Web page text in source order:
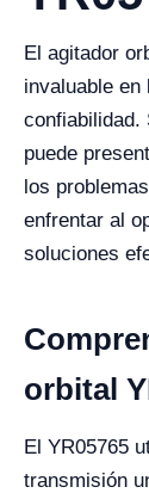
El agitador
invaluable
confiabilidad.
puede
los
enfrentar al
soluciones
orbital
El YR05765
transmisión